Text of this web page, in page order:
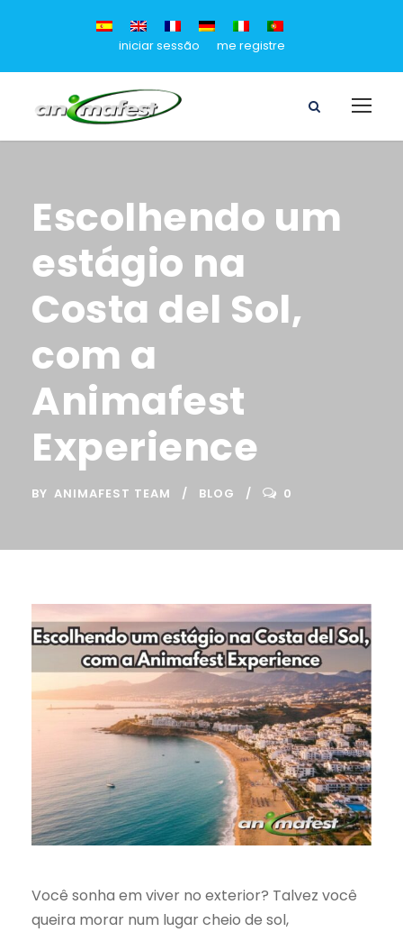
iniciar sessão me registre
Escolhendo um
estágio na
Costa del Sol,
com a
Animafest
Experience
BY ANIMAFEST TEAM BLOG 0
Você sonha em viver no exterior? Talvez você
queira morar num lugar cheio de sol,